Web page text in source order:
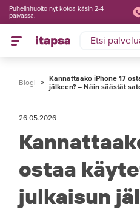
Puhelinhuolto nyt kotoa käsin 2-4
päivässä.
Blogi > Kannattaako iPhone 17
jälkeen? – Näin säästät
26.05.2026
ostaa
julkaisun